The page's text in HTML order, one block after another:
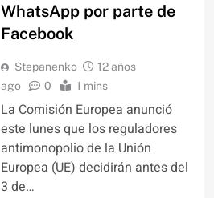
WhatsApp por parte de
Facebook
Stepanenko
12 años
ago
0 1 mins
La Comisión Europea anunció
este lunes que los reguladores
antimonopolio de la Unión
Europea (UE) decidirán antes del
3 de…